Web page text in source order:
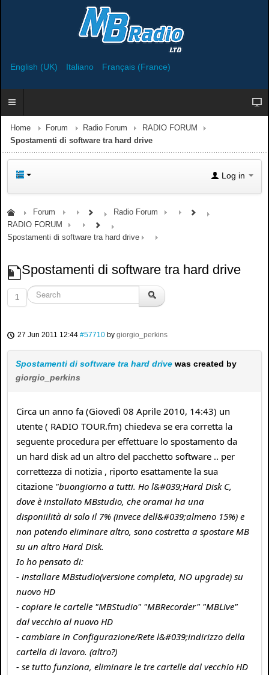
English (UK) Italiano Français (France)
Home Forum Radio Forum
RADIO FORUM
Spostamenti di software tra hard drive
Log in
Forum
Radio Forum
RADIO FORUM
Spostamenti di software tra hard drive
Spostamenti di software tra hard drive
1
27 Jun 2011 12:44 #57710 by giorgio_perkins
Spostamenti di software tra hard drive was created by
giorgio_perkins
Circa un anno fa (Giovedì 08 Aprile 2010, 14:43) un
utente ( RADIO TOUR.fm) chiedeva se era corretta la
seguente procedura per effettuare lo spostamento da
un hard disk ad un altro del pacchetto software .. per
correttezza di notizia , riporto esattamente la sua
citazione "buongiorno a tutti. Ho l&#039;Hard Disk C,
dove è installato MBstudio, che oramai ha una
disponiilità di solo il 7% (invece dell&#039;almeno 15%) e
non potendo eliminare altro, sono costretta a spostare MB
su un altro Hard Disk.
Io ho pensato di:
- installare MBstudio(versione completa, NO upgrade) su
nuovo HD
- copiare le cartelle "MBStudio" "MBRecorder" "MBLive"
dal vecchio al nuovo HD
- cambiare in Configurazione/Rete l&#039;indirizzo della
cartella di lavoro. (altro?)
- se tutto funziona, eliminare le tre cartelle dal vecchio HD